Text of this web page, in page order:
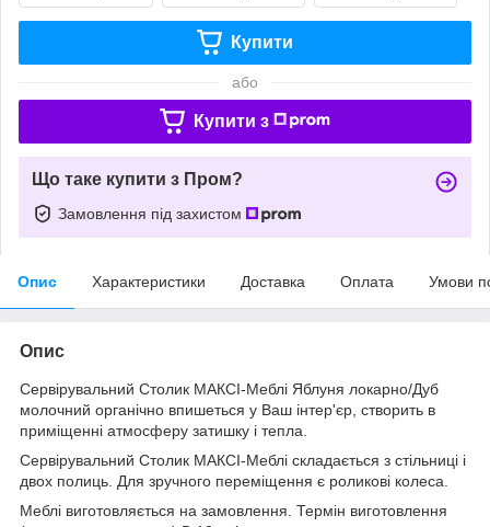
Купити
або
Купити з
Що таке купити з Пром?
Замовлення під захистом
Опис Характеристики Доставка Оплата Умови
Опис
Сервірувальний Столик МАКСІ-Меблі Яблуня локарно/Дуб
молочний органічно впишеться у Ваш інтер'єр, створить в
приміщенні атмосферу затишку і тепла.
Сервірувальний Столик МАКСІ-Меблі складається з стільниці і
двох полиць. Для зручного переміщення є роликові колеса.
Меблі виготовляється на замовлення. Термін виготовлення